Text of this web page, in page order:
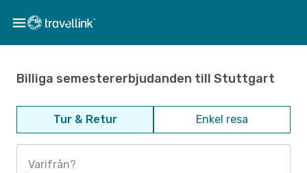
Billiga semestererbjudanden till Stuttgart
Tur & Retur Enkel resa
Varifrån?